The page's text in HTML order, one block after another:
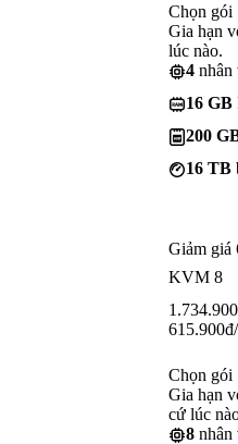
Chọn gói
Gia hạn
lúc nào.
4 nhân
16 GB
200
16 TB
Giảm giá
KVM 8
1.734.900
615.900đ
Chọn gói
Gia hạn
cứ lúc
8 nhân